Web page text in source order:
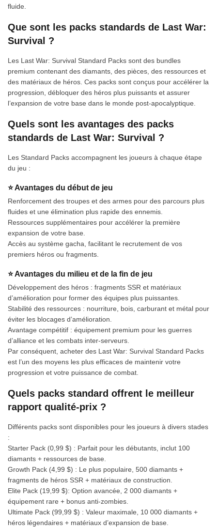
fluide.
Que sont les packs standards de Last War:
Survival ?
Les Last War: Survival Standard Packs sont des bundles
premium contenant des diamants, des pièces, des ressources et
des matériaux de héros. Ces packs sont conçus pour accélérer la
progression, débloquer des héros plus puissants et assurer
l’expansion de votre base dans le monde post-apocalyptique.
Quels sont les avantages des packs
standards de Last War: Survival ?
Les Standard Packs accompagnent les joueurs à chaque étape
du jeu :
⭐ Avantages du début de jeu
Renforcement des troupes et des armes pour des parcours plus
fluides et une élimination plus rapide des ennemis.
Ressources supplémentaires pour accélérer la première
expansion de votre base.
Accès au système gacha, facilitant le recrutement de vos
premiers héros ou fragments.
⭐ Avantages du milieu et de la fin de jeu
Développement des héros : fragments SSR et matériaux
d’amélioration pour former des équipes plus puissantes.
Stabilité des ressources : nourriture, bois, carburant et métal pour
éviter les blocages d’amélioration.
Avantage compétitif : équipement premium pour les guerres
d’alliance et les combats inter-serveurs.
Par conséquent, acheter des Last War: Survival Standard Packs
est l’un des moyens les plus efficaces de maintenir votre
progression et votre puissance de combat.
Quels packs standard offrent le meilleur
rapport qualité-prix ?
Différents packs sont disponibles pour les joueurs à divers stades
:
Starter Pack (0,99 $) : Parfait pour les débutants, inclut 100
diamants + ressources de base.
Growth Pack (4,99 $) : Le plus populaire, 500 diamants +
fragments de héros SSR + matériaux de construction.
Elite Pack (19,99 $): Option avancée, 2 000 diamants +
équipement rare + bonus anti-zombies.
Ultimate Pack (99,99 $) : Valeur maximale, 10 000 diamants +
héros légendaires + matériaux d’expansion de base.